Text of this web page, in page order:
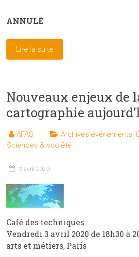
ANNULÉ
Lire la suite
Nouveaux enjeux de
cartographie
AFAS Archives événements,
Sciences & société
3 avril 2020
Café des techniques
Vendredi 3 avril 2020 de 18h30 à
arts et métiers, Paris